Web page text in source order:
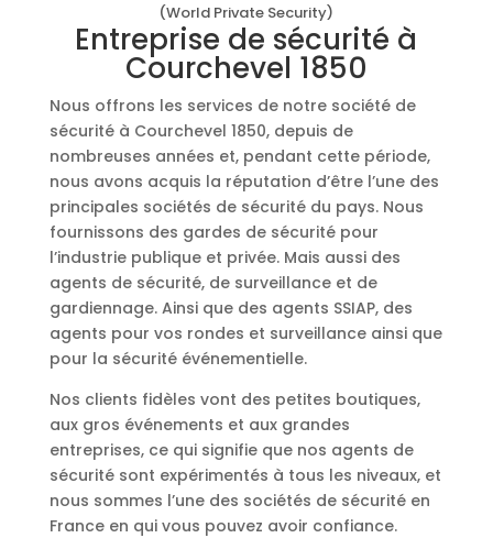
(World Private Security)
Entreprise de sécurité à
Courchevel 1850
Nous offrons les services de notre société de
sécurité à Courchevel 1850, depuis de
nombreuses années et, pendant cette période,
nous avons acquis la réputation d’être l’une des
principales sociétés de sécurité du pays. Nous
fournissons des gardes de sécurité pour
l’industrie publique et privée. Mais aussi des
agents de sécurité, de surveillance et de
gardiennage. Ainsi que des agents SSIAP, des
agents pour vos rondes et surveillance ainsi que
pour la sécurité événementielle.
Nos clients fidèles vont des petites boutiques,
aux gros événements et aux grandes
entreprises, ce qui signifie que nos agents de
sécurité sont expérimentés à tous les niveaux, et
nous sommes l’une des sociétés de sécurité en
France en qui vous pouvez avoir confiance.